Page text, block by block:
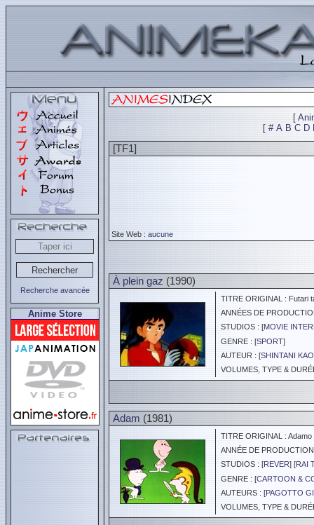
Recherche avancée
Anime Store
[
[ # A B C D
[TF1]
Site Web : aucune
À plein gaz (1990)
TITRE ORIGINAL : Futari
ANNÉES DE
STUDIOS : [MOVIE
GENRE : [SPORT]
AUTEUR : [SHINTANI
VOLUMES, TYPE &
Adam (1981)
TITRE ORIGINAL :
ANNÉE DE
STUDIOS : [REVER] [RAI
GENRE : [CARTOON &
AUTEURS : [PAGOTTO GI
VOLUMES, TYPE &